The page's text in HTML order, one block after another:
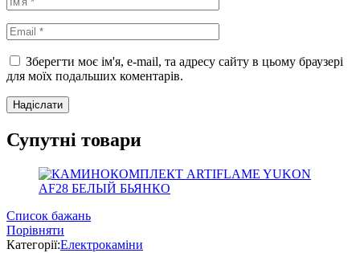
Зберегти моє ім'я, e-mail, та адресу сайту в цьому браузері
для моїх подальших коментарів.
Супутні товари
Список бажань
Порівняти
Категорії:Електрокаміни